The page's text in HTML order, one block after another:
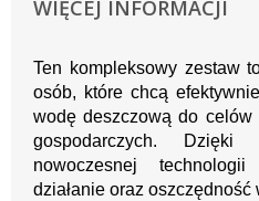
WIĘCEJ INFORMACJI
Ten kompleksowy zestaw
osób, które chcą
wodę deszczową do celów
gospodarczych.
nowoczesnej
działanie oraz oszczędność